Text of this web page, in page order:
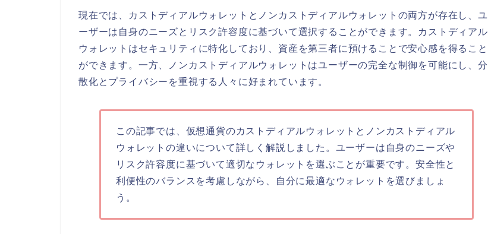
現在では、カストディアルウォレットとノンカストディアルウォレットの両方が存在し、ユ
ーザーは自身のニーズとリスク許容度に基づいて選択することができます。カストディアル
ウォレットはセキュリティに特化しており、資産を第三者に預けることで安心感を得ること
ができます。一方、ノンカストディアルウォレットはユーザーの完全な制御を可能にし、分
散化とプライバシーを重視する人々に好まれています。
この記事では、仮想通貨のカストディアルウォレットとノンカストディアル
ウォレットの違いについて詳しく解説しました。ユーザーは自身のニーズや
リスク許容度に基づいて適切なウォレットを選ぶことが重要です。安全性と
利便性のバランスを考慮しながら、自分に最適なウォレットを選びましょ
う。